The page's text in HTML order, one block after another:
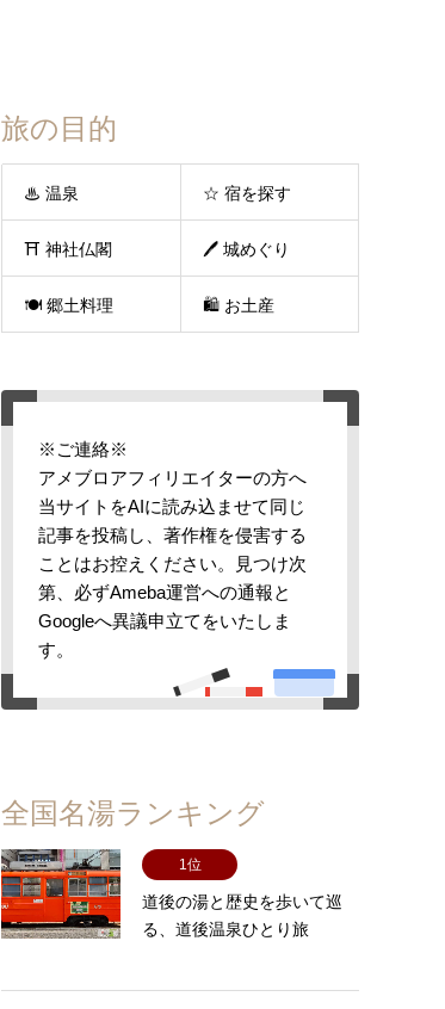
旅の目的
♨ 温泉 ☆ 宿を探す
⛩ 神社仏閣 🖊 城めぐり
🍽 郷土料理 🛍 お土産
※ご連絡※
アメブロアフィリエイターの方へ
当サイトをAIに読み込ませて同じ
記事を投稿し、著作権を侵害する
ことはお控えください。見つけ次
第、必ずAmeba運営への通報と
Googleへ異議申立てをいたしま
す。
全国名湯ランキング
1位
道後の湯と歴史を歩いて巡
る、道後温泉ひとり旅